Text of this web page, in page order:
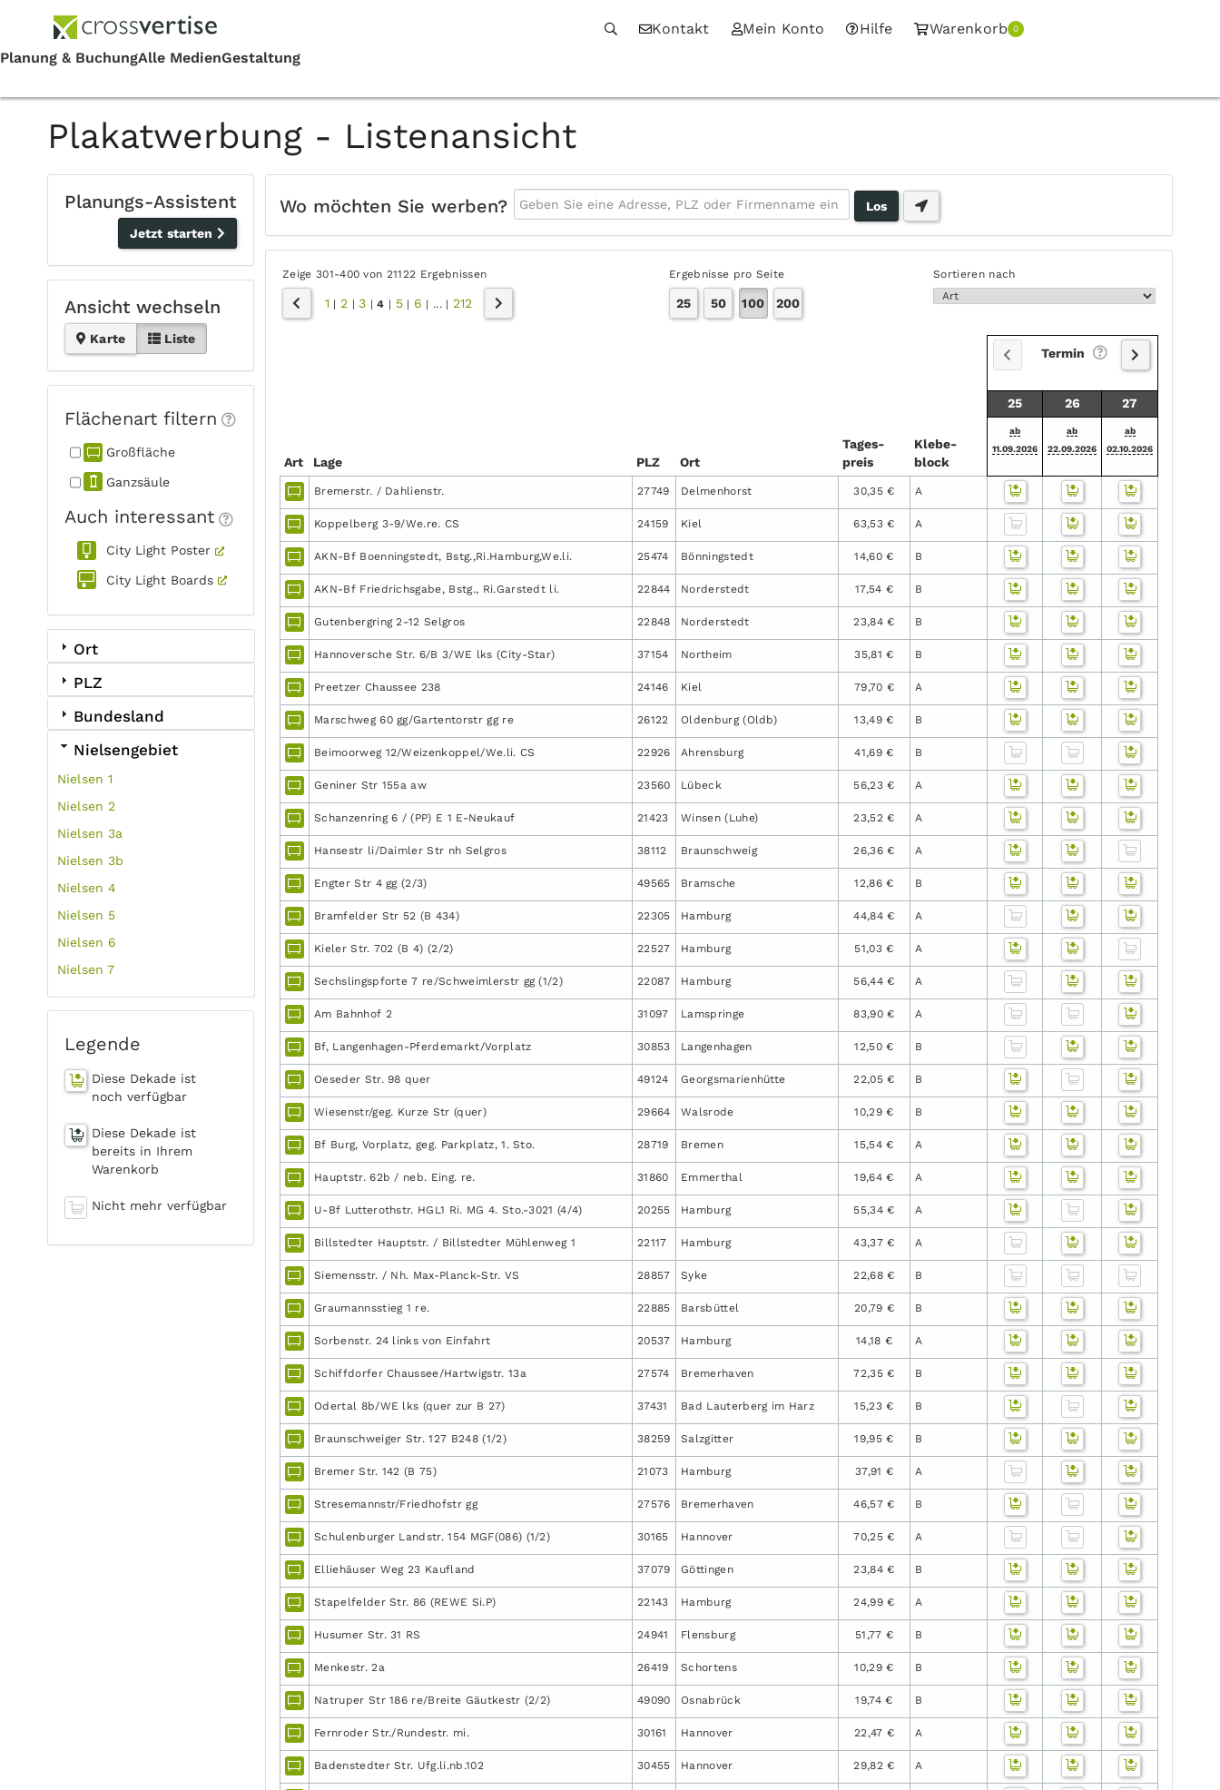
Kontakt Mein Konto Hilfe Warenkorb 0
Plakatwerbung - Listenansicht
Planungs-Assistent
Jetzt starten
Ansicht wechseln
Karte Liste
Flächenart filtern
Großfläche
Ganzsäule
Auch interessant
City Light Poster
City Light Boards
Ort
PLZ
Bundesland
Nielsengebiet
Nielsen 1
Nielsen 2
Nielsen 3a
Nielsen 3b
Nielsen 4
Nielsen 5
Nielsen 6
Nielsen 7
Legende
Diese Dekade ist
noch verfügbar
Diese Dekade ist
bereits in Ihrem
Warenkorb
Nicht mehr verfügbar
Wo möchten Sie werben?
Zeige 301-400 von 21122 Ergebnissen Ergebnisse pro Seite Sortieren nach
1 | 2 |3 |4 | 5| 6 | ... | 212 25 50 100 200
Art Lage PLZ Ort
Tages­
preis
Klebe­
block
Termin
25 26 27
ab
11.09.2026
ab
22.09.2026
ab
02.10.2026
Bremerstr. / Dahlienstr. 27749 Delmenhorst 30,35 € A
Koppelberg 3-9/We.re. CS 24159 Kiel 63,53 € A
AKN-Bf Boenningstedt, Bstg.,Ri.Hamburg,We.li. 25474 Bönningstedt 14,60 € B
AKN-Bf Friedrichsgabe, Bstg., Ri.Garstedt li. 22844 Norderstedt 17,54 € B
Gutenbergring 2-12 Selgros 22848 Norderstedt 23,84 € B
Hannoversche Str. 6/B 3/WE lks (City-Star) 37154 Northeim 35,81 € B
Preetzer Chaussee 238 24146 Kiel 79,70 € A
Marschweg 60 gg/Gartentorstr gg re 26122 Oldenburg (Oldb) 13,49 € B
Beimoorweg 12/Weizenkoppel/We.li. CS 22926 Ahrensburg 41,69 € B
Geniner Str 155a aw 23560 Lübeck 56,23 € A
Schanzenring 6 / (PP) E 1 E-Neukauf 21423 Winsen (Luhe) 23,52 € A
Hansestr li/Daimler Str nh Selgros 38112 Braunschweig 26,36 € A
Engter Str 4 gg (2/3) 49565 Bramsche 12,86 € B
Bramfelder Str 52 (B 434) 22305 Hamburg 44,84 € A
Kieler Str. 702 (B 4) (2/2) 22527 Hamburg 51,03 € A
Sechslingspforte 7 re/Schweimlerstr gg (1/2) 22087 Hamburg 56,44 € A
Am Bahnhof 2 31097 Lamspringe 83,90 € A
Bf, Langenhagen-Pferdemarkt/Vorplatz 30853 Langenhagen 12,50 € B
Oeseder Str. 98 quer 49124 Georgsmarienhütte 22,05 € B
Wiesenstr/geg. Kurze Str (quer) 29664 Walsrode 10,29 € B
Bf Burg, Vorplatz, geg. Parkplatz, 1. Sto. 28719 Bremen 15,54 € A
Hauptstr. 62b / neb. Eing. re. 31860 Emmerthal 19,64 € A
U-Bf Lutterothstr. HGL1 Ri. MG 4. Sto.-3021 (4/4) 20255 Hamburg 55,34 € A
Billstedter Hauptstr. / Billstedter Mühlenweg 1 22117 Hamburg 43,37 € A
Siemensstr. / Nh. Max-Planck-Str. VS 28857 Syke 22,68 € B
Graumannsstieg 1 re. 22885 Barsbüttel 20,79 € B
Sorbenstr. 24 links von Einfahrt 20537 Hamburg 14,18 € A
Schiffdorfer Chaussee/Hartwigstr. 13a 27574 Bremerhaven 72,35 € B
Odertal 8b/WE lks (quer zur B 27) 37431 Bad Lauterberg im Harz 15,23 € B
Braunschweiger Str. 127 B248 (1/2) 38259 Salzgitter 19,95 € B
Bremer Str. 142 (B 75) 21073 Hamburg 37,91 € A
Stresemannstr/Friedhofstr gg 27576 Bremerhaven 46,57 € B
Schulenburger Landstr. 154 MGF(086) (1/2) 30165 Hannover 70,25 € A
Elliehäuser Weg 23 Kaufland 37079 Göttingen 23,84 € B
Stapelfelder Str. 86 (REWE Si.P) 22143 Hamburg 24,99 € A
Husumer Str. 31 RS 24941 Flensburg 51,77 € B
Menkestr. 2a 26419 Schortens 10,29 € B
Natruper Str 186 re/Breite Gäutkestr (2/2) 49090 Osnabrück 19,74 € B
Fernroder Str./Rundestr. mi. 30161 Hannover 22,47 € A
Badenstedter Str. Ufg.li.nb.102 30455 Hannover 29,82 € A